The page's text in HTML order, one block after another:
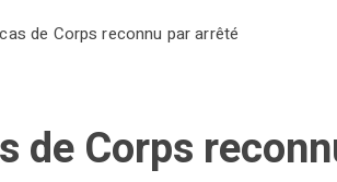
de Corps reconnu par arrêté
de Corps